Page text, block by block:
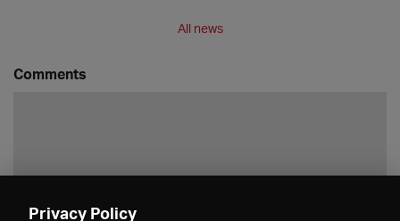
All news
Comments
Privacy Policy